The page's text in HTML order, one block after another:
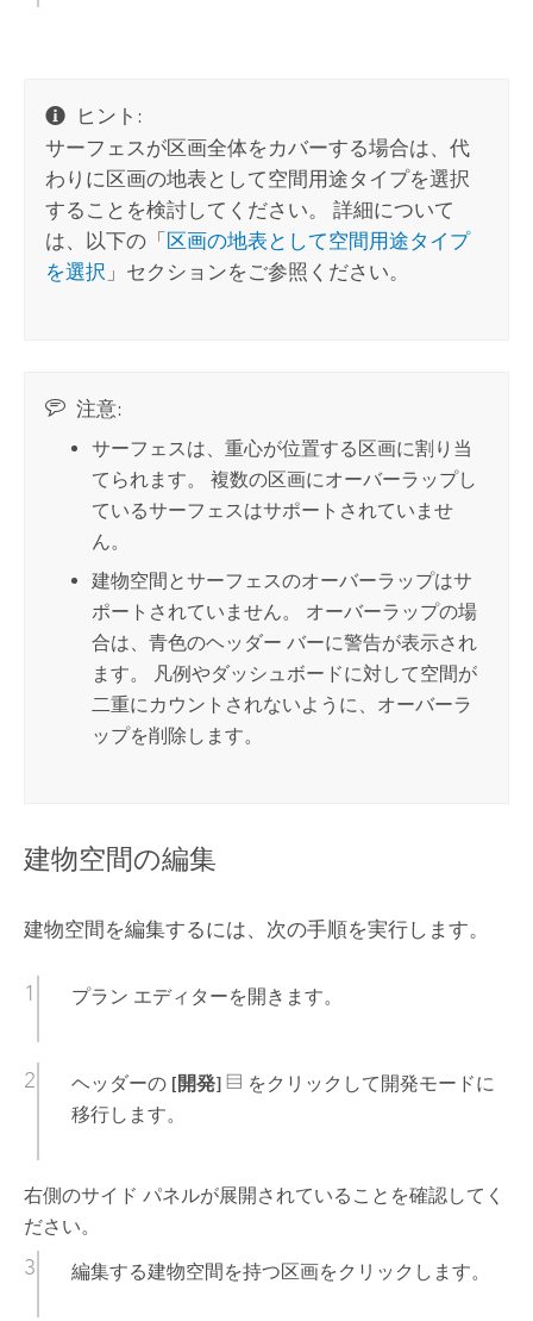
ヒント:
サーフェスが区画全体をカバーする場合は、代
わりに区画の地表として空間用途タイプを選択
することを検討してください。 詳細について
は、以下の「区画の地表として空間用途タイプ
を選択 」セクションをご参照ください。
注意:
サーフェスは、重心が位置する区画に割り当
てられます。 複数の区画にオーバーラップし
ているサーフェスはサポートされていませ
ん。
建物空間とサーフェスのオーバーラップはサ
ポートされていません。 オーバーラップの場
合は、青色のヘッダー バーに警告が表示され
ます。 凡例やダッシュボードに対して空間が
二重にカウントされないように、オーバーラ
ップを削除します。
建物空間の編集
建物空間を編集するには、次の手順を実行します。
プラン エディターを開きます。
ヘッダーの [開発]
をクリックして開発モードに
移行します。
右側のサイド パネルが展開されていることを確認してく
ださい。
編集する建物空間を持つ区画をクリックします。